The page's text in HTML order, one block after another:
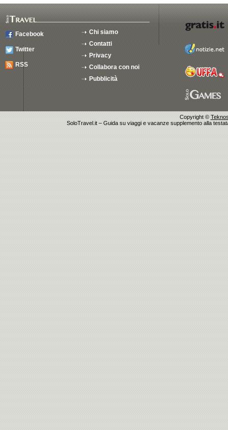
Facebook
Twitter
RSS
Chi siamo
Contatti
Privacy
Collabora con noi
Pubblicità
Copyright ©
SoloTravel.it – Guida su viaggi e vacanze supplemento alla